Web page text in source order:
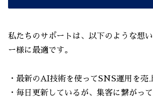
私たちのサポートは、以下のような想
ー様に最適です。
・最新のAI技術を使ってSNS運用を売
・毎日更新しているが、集客に繋がっ